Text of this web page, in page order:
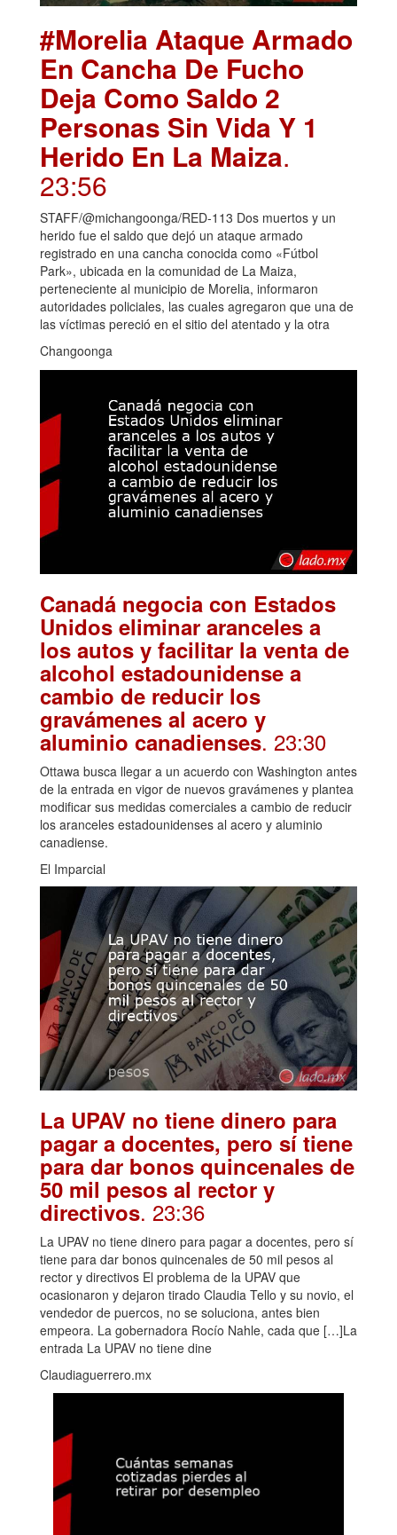
#Morelia Ataque Armado
En Cancha De Fucho
Deja Como Saldo 2
Personas Sin Vida Y 1
Herido En La Maiza.
23:56
STAFF/@michangoonga/RED-113 Dos muertos y un
herido fue el saldo que dejó un ataque armado
registrado en una cancha conocida como «Fútbol
Park», ubicada en la comunidad de La Maiza,
perteneciente al municipio de Morelia, informaron
autoridades policiales, las cuales agregaron que una de
las víctimas pereció en el sitio del atentado y la otra
Changoonga
Canadá negocia con Estados
Unidos eliminar aranceles a
los autos y facilitar la venta de
alcohol estadounidense a
cambio de reducir los
gravámenes al acero y
aluminio canadienses. 23:30
Ottawa busca llegar a un acuerdo con Washington antes
de la entrada en vigor de nuevos gravámenes y plantea
modificar sus medidas comerciales a cambio de reducir
los aranceles estadounidenses al acero y aluminio
canadiense.
El Imparcial
La UPAV no tiene dinero para
pagar a docentes, pero sí tiene
para dar bonos quincenales de
50 mil pesos al rector y
directivos. 23:36
La UPAV no tiene dinero para pagar a docentes, pero sí
tiene para dar bonos quincenales de 50 mil pesos al
rector y directivos El problema de la UPAV que
ocasionaron y dejaron tirado Claudia Tello y su novio, el
vendedor de puercos, no se soluciona, antes bien
empeora. La gobernadora Rocío Nahle, cada que […]La
entrada La UPAV no tiene dine
Claudiaguerrero.mx